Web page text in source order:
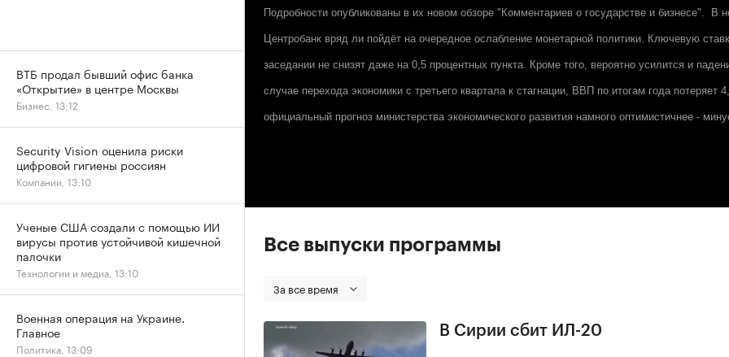
Подробности опубликованы в их новом обзоре "Комментариев о государстве и бизнесе". В
Центробанк вряд ли пойдёт на очередное ослабление монетарной политики. Ключевую
заседании не снизят даже на 0,5 процентных пункта. Кроме того, вероятно усилится и
случае перехода экономики с третьего квартала к стагнации, ВВП по итогам года потеряет
официальный прогноз министерства экономического развития намного оптимистичнее -
Все выпуски программы
За все время
В Сирии сбит ИЛ-20
ВТБ продал бывший офис банка
«Открытие» в центре Москвы
Бизнес, 13:12
Security Vision оценила риски
цифровой гигиены россиян
Компании, 13:10
Ученые США создали с помощью ИИ
вирусы против устойчивой кишечной
палочки
Технологии и медиа, 13:10
Военная операция на Украине.
Главное
Политика, 13:09